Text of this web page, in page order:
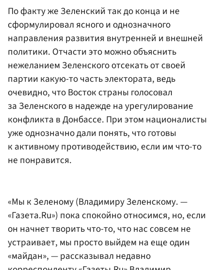
По факту же Зеленский так до конца и не
сформулировал ясного и однозначного
направления развития внутренней и внешней
политики. Отчасти это можно объяснить
нежеланием Зеленского отсекать от своей
партии какую-то часть электората, ведь
очевидно, что Восток страны голосовал
за Зеленского в надежде на урегулирование
конфликта в Донбассе. При этом националисты
уже однозначно дали понять, что готовы
к активному противодействию, если им что-то
не понравится.
«Мы к Зеленому (Владимиру Зеленскому. —
«Газета.Ru») пока спокойно относимся, но, если
он начнет творить что-то, что нас совсем не
устраивает, мы просто выйдем на еще один
«майдан», — рассказывал недавно